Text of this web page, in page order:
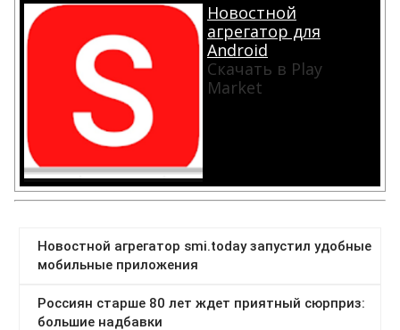
Новостной
агрегатор для
Android
Скачать в Play
Market